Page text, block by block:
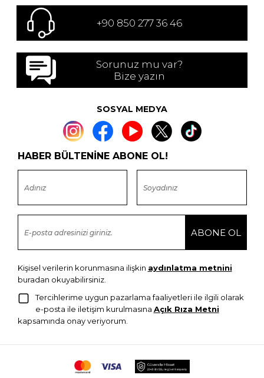
+90 850 277 36 46
Sorunuz mu var?
Bize yazın
SOSYAL MEDYA
HABER BÜLTENİNE ABONE OL!
Kişisel verilerin korunmasına ilişkin aydınlatma metnini
buradan okuyabilirsiniz.
Tercihlerime uygun pazarlama faaliyetleri ile ilgili olarak
e-posta ile iletişim kurulmasına Açık Rıza Metni
kapsamında onay veriyorum.